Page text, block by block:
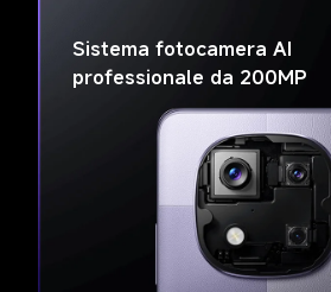
Sistema fotocamera AI
professionale da 200MP